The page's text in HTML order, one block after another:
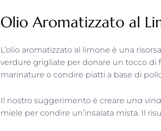
Olio Aromatizzato al
L’olio aromatizzato al limone è una
verdure grigliate per donare un tocco di
marinature o condire piatti a base di
Il nostro suggerimento è creare una
miele per condire un’insalata mista. Il